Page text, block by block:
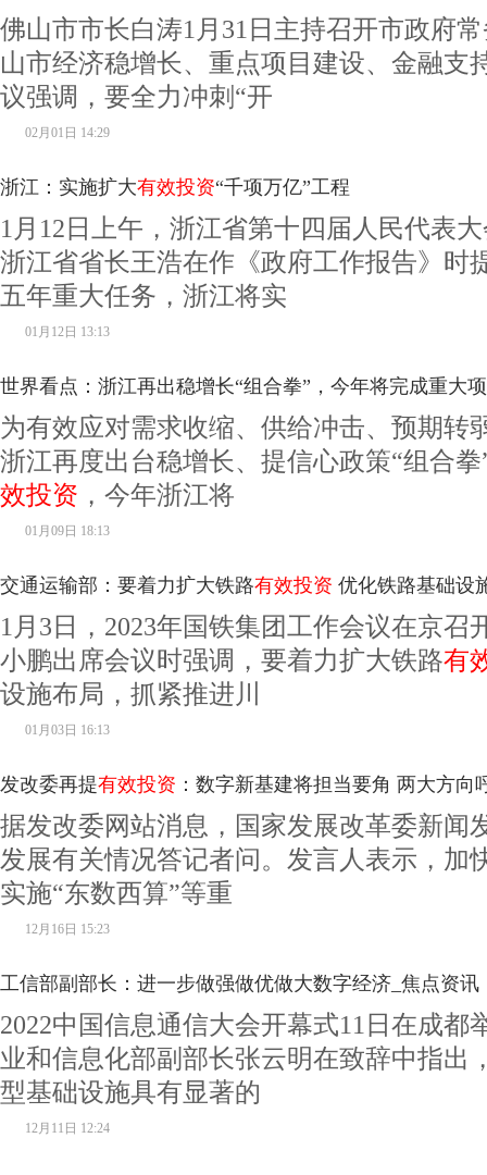
佛山市市长白涛1月31日主持召开市政府
山市经济稳增长、重点项目建设、金融支
议强调，要全力冲刺“开
02月01日 14:29
浙江：实施扩大有效投资“千项万亿”工程
1月12日上午，浙江省第十四届人民代表
浙江省省长王浩在作《政府工作报告》时
五年重大任务，浙江将实
01月12日 13:13
世界看点：浙江再出稳增长“组合拳”，今年将完成重大
为有效应对需求收缩、供给冲击、预期转
浙江再度出台稳增长、提信心政策“组合
效投资 ，今年浙江将
01月09日 18:13
交通运输部：要着力扩大铁路有效投资 优化铁路基础设
1月3日，2023年国铁集团工作会议在京召
小鹏出席会议时强调，要着力扩大铁路有
设施布局，抓紧推进川
01月03日 16:13
发改委再提有效投资 ：数字新基建将担当要角 两大方向
据发改委网站消息，国家发展改革委新闻
发展有关情况答记者问。发言人表示，加
实施“东数西算”等重
12月16日 15:23
工信部副部长：进一步做强做优做大数字经济_焦点资讯
2022中国信息通信大会开幕式11日在成都
业和信息化部副部长张云明在致辞中指出
型基础设施具有显著的
12月11日 12:24